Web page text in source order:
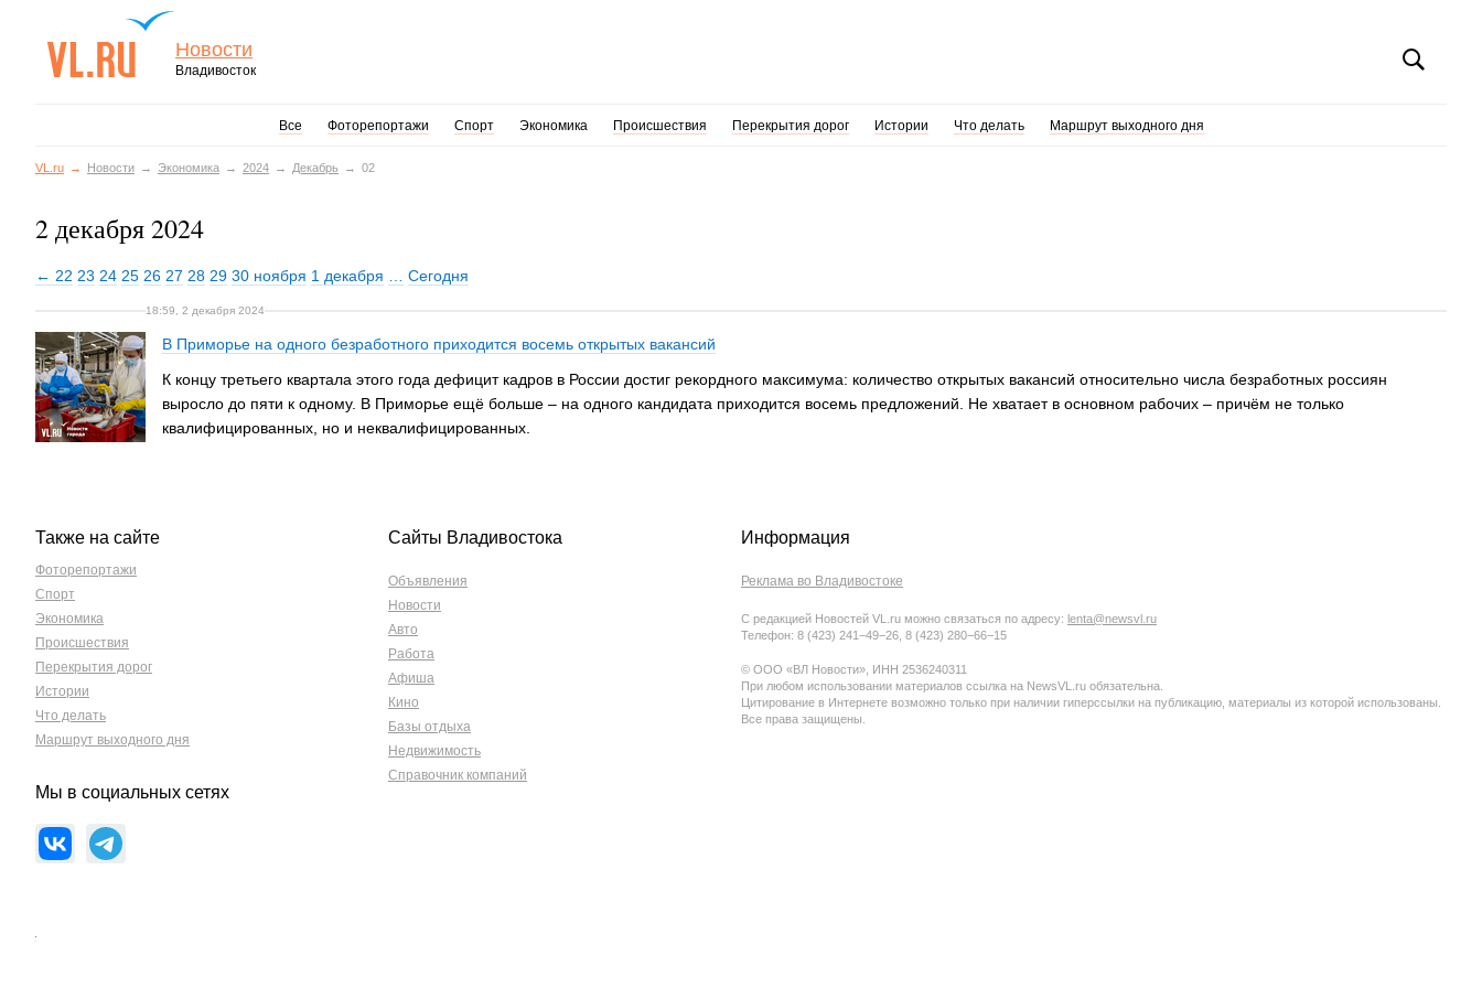
Новости
Владивосток
Все Фоторепортажи Спорт Экономика Происшествия Перекрытия дорог Истории Что делать Маршрут выходного дня
VL.ru Новости Экономика 2024 Декабрь 02
2 декабря 2024
← 22 23 24 25 26 27 28 29 30 ноября 1 декабря Сегодня
18:59, 2 декабря 2024
В Приморье на одного безработного приходится восемь открытых вакансий
К концу третьего квартала этого года дефицит кадров в России достиг рекордного максимума: количество открытых вакансий относительно числа безработных россиян
выросло до пяти к одному. В Приморье ещё больше – на одного кандидата приходится восемь предложений. Не хватает в основном рабочих – причём не только
квалифицированных, но и неквалифицированных.
Также на сайте
Фоторепортажи
Спорт
Экономика
Происшествия
Перекрытия дорог
Истории
Что делать
Маршрут выходного дня
Мы в социальных сетях
Сайты Владивостока
Объявления
Новости
Авто
Работа
Афиша
Кино
Базы отдыха
Недвижимость
Справочник компаний
Информация
Реклама во Владивостоке
С редакцией Новостей VL.ru можно связаться по адресу: lenta@newsvl.ru
Телефон: 8 (423) 241−49−26, 8 (423) 280−66−15
© ООО «ВЛ Новости», ИНН 2536240311
При любом использовании материалов ссылка на NewsVL.ru обязательна.
Цитирование в Интернете возможно только при наличии гиперссылки на публикацию, материалы из которой использованы.
Все права защищены.